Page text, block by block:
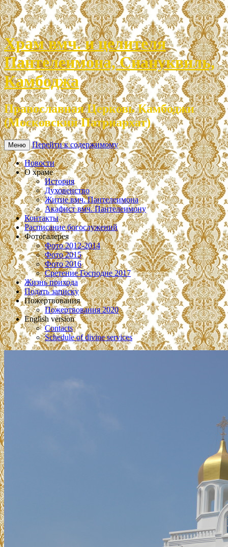
Храм вмч. и целителя
Пантелеимона, Сиануквиль,
Камбоджа
Православная Церковь Камбоджи
(Московский Патриархат)
Меню Перейти к содержимому
Новости
О храме
История
Духовенство
Житие вмч. Пантелеимона
Акафист вмч. Пантелеимону
Контакты
Расписание богослужений
Фотогалерея
Фото 2012-2014
Фото 2015
Фото 2016
Сретение Господне 2017
Жизнь прихода
Подать записку
Пожертвования
Пожертвования 2020
English version
Contacts
Schedule of divine services